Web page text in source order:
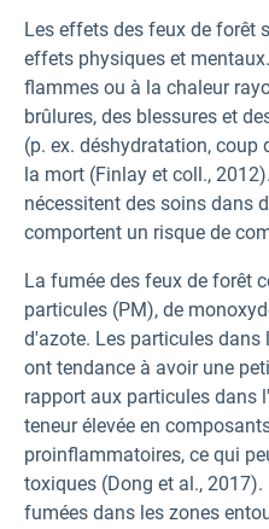
Les effets des feux de forêt
effets physiques et
flammes ou à la chaleur
brûlures, des blessures et
(p. ex. déshydratation, coup
la mort (Finlay et coll.,
nécessitent des soins dans
comportent un risque de
La fumée des feux de forêt
particules (PM), de
d'azote. Les particules
ont tendance à avoir une
rapport aux particules dans
teneur élevée en
proinflammatoires, ce qui
toxiques (Dong et al., 2017).
fumées dans les zones